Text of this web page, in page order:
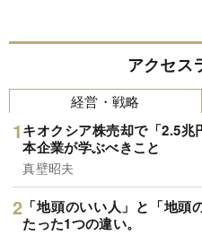
アクセス
経営・戦略
キオクシア株売却で「2.5兆
本企業が学ぶべきこと
真壁昭夫
「地頭のいい人」と「地頭
たった1つの違い。